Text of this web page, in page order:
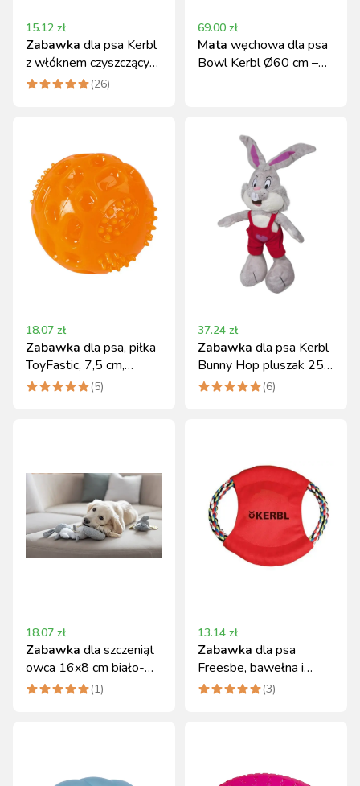
15.12 zł
Zabawka dla psa Kerbl
z włóknem czyszczącym
zęby, 32 cm(26)
69.00 zł
Mata węchowa dla psa
Bowl Kerbl Ø60 cm –
18.07 zł
Zabawka dla psa, piłka
ToyFastic, 7,5 cm,
pomarańczowa, Kerbl
(5)
37.24 zł
Zabawka dla psa Kerbl
Bunny Hop pluszak 25
cm
(6)
18.07 zł
Zabawka dla szczeniąt
owca 16x8 cm biało-
szara Kerbl (1)
13.14 zł
Zabawka dla psa
Freesbe, bawełna i
nylon, 22 cm, Kerbl
(3)